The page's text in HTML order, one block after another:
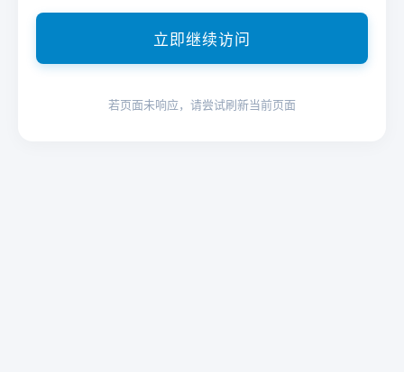
立即继续访问
若页面未响应，请尝试刷新当前页面